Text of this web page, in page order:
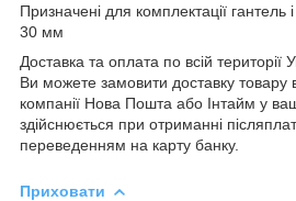
Призначені для комплектації
30 мм
Доставка та оплата по всій території
Ви можете замовити доставку товару
компанії Нова Пошта або Інтайм у
здійснюється при отриманні
переведенням на карту банку.
Приховати